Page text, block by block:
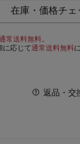
在庫・価格チェ
常送料無料。
に応じて通常送料無料
返品・交